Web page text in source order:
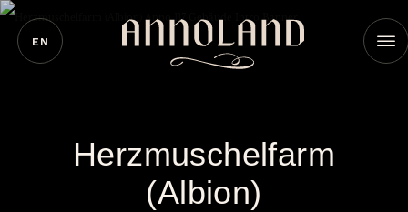
EN
Herzmuschelfarm
(Albion)